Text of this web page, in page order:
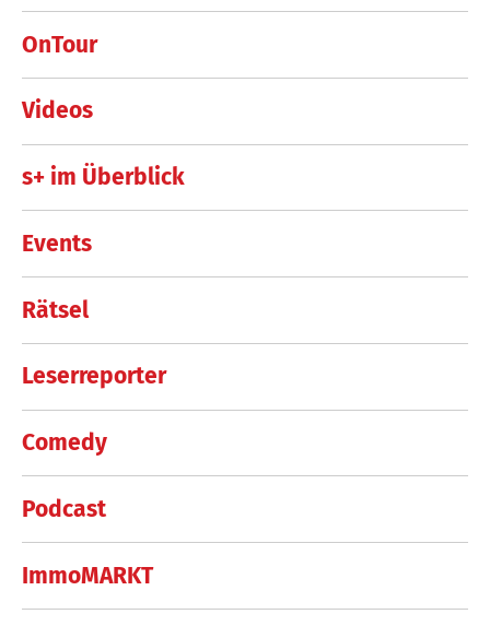
OnTour
Videos
s+ im Überblick
Events
Rätsel
Leserreporter
Comedy
Podcast
ImmoMARKT